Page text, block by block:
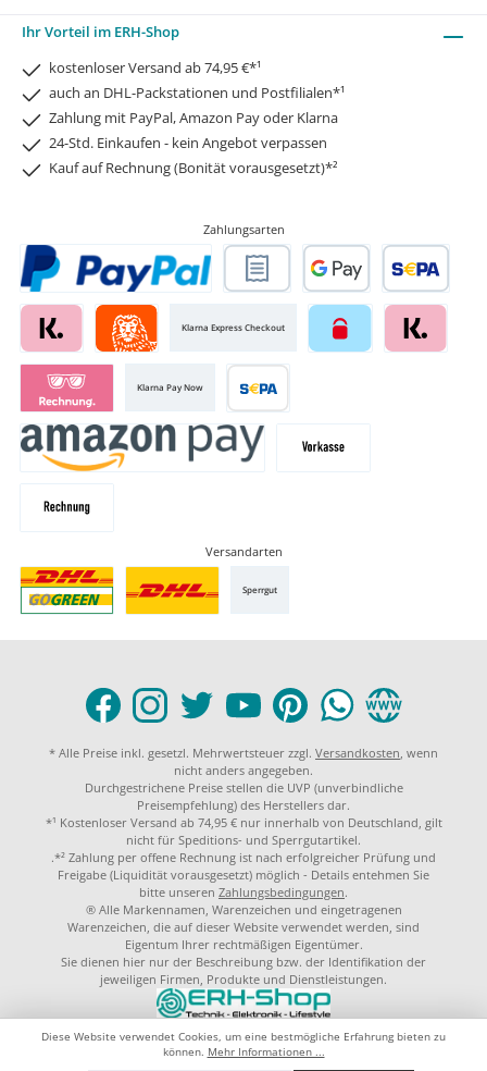
Ihr Vorteil im ERH-Shop
kostenloser Versand ab 74,95 €*¹
auch an DHL-Packstationen und Postfilialen*¹
Zahlung mit PayPal, Amazon Pay oder Klarna
24-Std. Einkaufen - kein Angebot verpassen
Kauf auf Rechnung (Bonität vorausgesetzt)*²
Zahlungsarten
Klarna Express Checkout
Klarna Pay Now
Versandarten
Sperrgut
* Alle Preise inkl. gesetzl. Mehrwertsteuer zzgl. Versandkosten, wenn
nicht anders angegeben.
Durchgestrichene Preise stellen die UVP (unverbindliche
Preisempfehlung) des Herstellers dar.
*¹ Kostenloser Versand ab 74,95 € nur innerhalb von Deutschland, gilt
nicht für Speditions- und Sperrgutartikel.
.*² Zahlung per offene Rechnung ist nach erfolgreicher Prüfung und
Freigabe (Liquidität vorausgesetzt) möglich - Details entehmen Sie
bitte unseren Zahlungsbedingungen.
® Alle Markennamen, Warenzeichen und eingetragenen
Warenzeichen, die auf dieser Website verwendet werden, sind
Eigentum Ihrer rechtmäßigen Eigentümer.
Sie dienen hier nur der Beschreibung bzw. der Identifikation der
jeweiligen Firmen, Produkte und Dienstleistungen.
Diese Website verwendet Cookies, um eine bestmögliche Erfahrung bieten zu
können. Mehr Informationen ...